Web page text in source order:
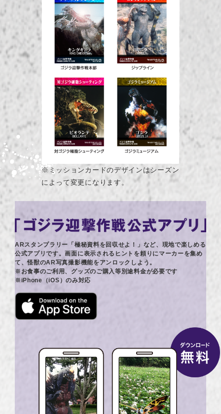
※ミッションカードのデザインはシーズン
によって変更になります。
ARスタンプラリー「極秘資料を回収せよ！」など、現地で楽しめる
公式アプリです。画面に表示されるヒントを頼りにマーカーを集め
て、怪獣のAR写真撮影機能をアンロックしよう。
※お食事のご利用、グッズのご購入等別途料金が必要です
※iPhone（iOS）のみ対応